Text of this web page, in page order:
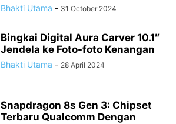
Bhakti Utama - 31 October 2024
Bingkai Digital Aura Carver 10.1″
Jendela ke Foto-foto Kenangan
Bhakti Utama - 28 April 2024
Snapdragon 8s Gen 3: Chipset
Terbaru Qualcomm Dengan